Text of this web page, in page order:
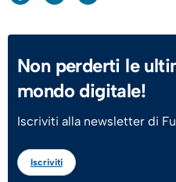
Non perderti le
mondo digitale!
Iscriviti alla newsletter di
Iscriviti